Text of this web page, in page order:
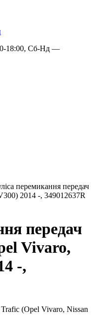
18:00, Сб-Нд —
перемикання передач
2014 -, 349012637R
передач
Vivaro,
-,
(Opel Vivaro, Nissan